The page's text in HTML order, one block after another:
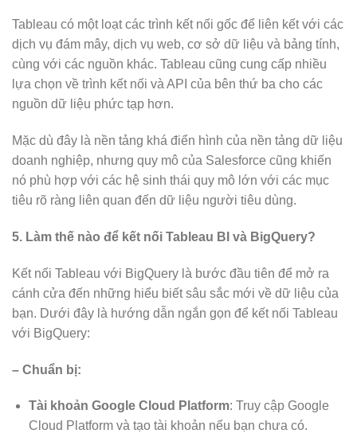
Tableau có một loạt các trình kết nối gốc để liên kết với các
dịch vụ đám mây, dịch vụ web, cơ sở dữ liệu và bảng tính,
cùng với các nguồn khác. Tableau cũng cung cấp nhiều
lựa chọn về trình kết nối và API của bên thứ ba cho các
nguồn dữ liệu phức tạp hơn.
Mặc dù đây là nền tảng khá điển hình của nền tảng dữ liệu
doanh nghiệp, nhưng quy mô của Salesforce cũng khiến
nó phù hợp với các hệ sinh thái quy mô lớn với các mục
tiêu rõ ràng liên quan đến dữ liệu người tiêu dùng.
5. Làm thế nào để kết nối Tableau BI và BigQuery?
Kết nối Tableau với BigQuery là bước đầu tiên để mở ra
cánh cửa đến những hiểu biết sâu sắc mới về dữ liệu của
bạn. Dưới đây là hướng dẫn ngắn gọn để kết nối Tableau
với BigQuery:
– Chuẩn bị:
Tài khoản Google Cloud Platform: Truy cập Google
Cloud Platform và tạo tài khoản nếu bạn chưa có.